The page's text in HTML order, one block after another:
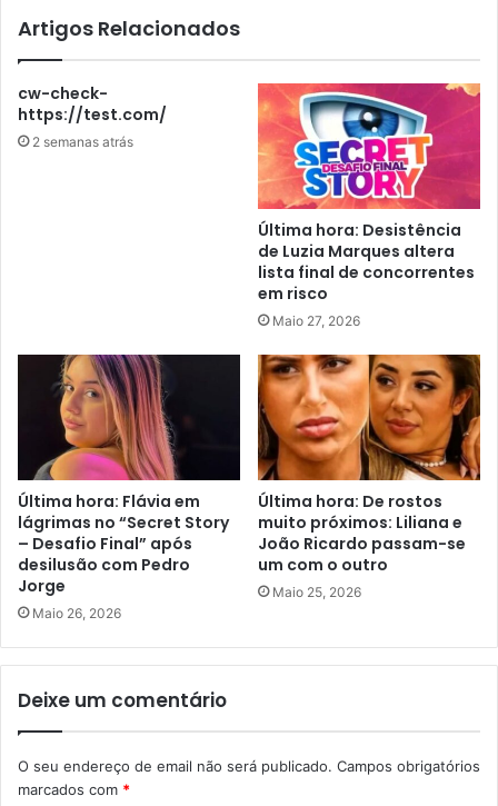
Artigos Relacionados
cw-check-
https://test.com/
2 semanas atrás
Última hora: Desistência
de Luzia Marques altera
lista final de concorrentes
em risco
Maio 27, 2026
Última hora: Flávia em
lágrimas no “Secret Story
– Desafio Final” após
desilusão com Pedro
Jorge
Maio 26, 2026
Última hora: De rostos
muito próximos: Liliana e
João Ricardo passam-se
um com o outro
Maio 25, 2026
Deixe um comentário
O seu endereço de email não será publicado. Campos obrigatórios
marcados com *